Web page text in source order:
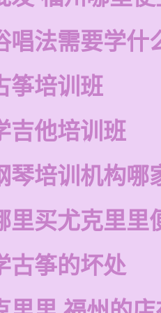
唱法需要学什
筝培训班
吉他培训班
琴培训机构哪
里买尤克里里
古筝的坏处